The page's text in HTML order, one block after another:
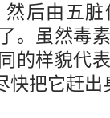
后由五脏
。虽然毒
的样貌代
快把它赶出